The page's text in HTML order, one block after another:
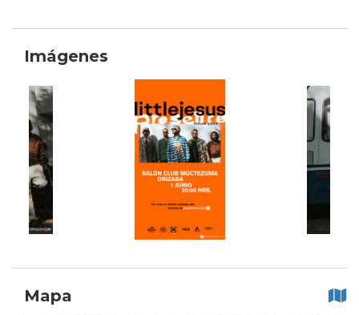
Imágenes
Mapa